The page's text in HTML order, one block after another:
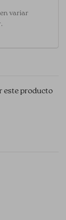
variar
este producto